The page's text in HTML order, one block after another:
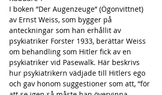
I boken ”Der Augenzeuge” (Ögonvittnet)
av Ernst Weiss, som bygger på
anteckningar som han erhållit av
psykiatriker Forster 1933, berättar Weiss
om behandling som Hitler fick av en
psykiatriker vid Pasewalk. Här beskrivs
hur psykiatrikern vädjade till Hitlers ego
och gav honom suggestioner som att, ”för